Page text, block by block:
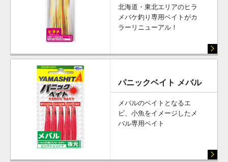
北海道・東北エリアのヒラ
メバケ釣り専用ベイトがカ
ラーリニューアル！
パニックベイト メバル
メバルのベイトとなるエ
ビ、小魚をイメージしたメ
バル専用ベイト